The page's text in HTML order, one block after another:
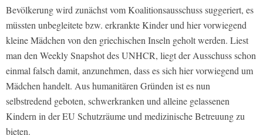
Bevölkerung wird zunächst vom Koalitionsausschuss suggeriert, es
müssten unbegleitete bzw. erkrankte Kinder und hier vorwiegend
kleine Mädchen von den griechischen Inseln geholt werden. Liest
man den Weekly Snapshot des UNHCR, liegt der Ausschuss schon
einmal falsch damit, anzunehmen, dass es sich hier vorwiegend um
Mädchen handelt. Aus humanitären Gründen ist es nun
selbstredend geboten, schwerkranken und alleine gelassenen
Kindern in der EU Schutzräume und medizinische Betreuung zu
bieten.